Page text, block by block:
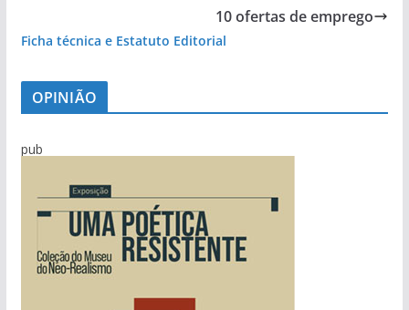
10 ofertas de emprego
Ficha técnica e Estatuto Editorial
OPINIÃO
pub